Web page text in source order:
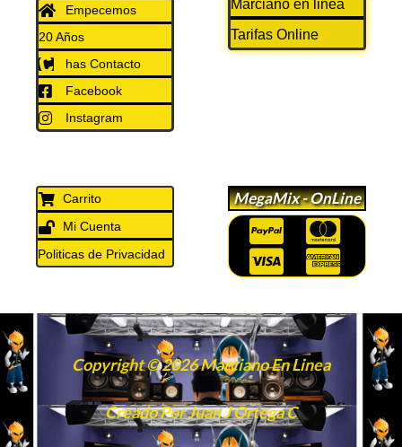
Empecemos
20 Años
has Contacto
Facebook
Instagram
Marciano en linea
Tarifas Online
Carrito
Mi Cuenta
Politicas de Privacidad
MegaMix - OnLine
Copyright © 2026 Marciano En Linea
Creado Por Juan J Ortega C